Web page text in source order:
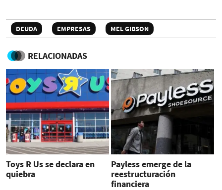
DEUDA EMPRESAS MEL GIBSON
RELACIONADAS
Toys R Us se declara en
quiebra
Payless emerge de la
reestructuración
financiera